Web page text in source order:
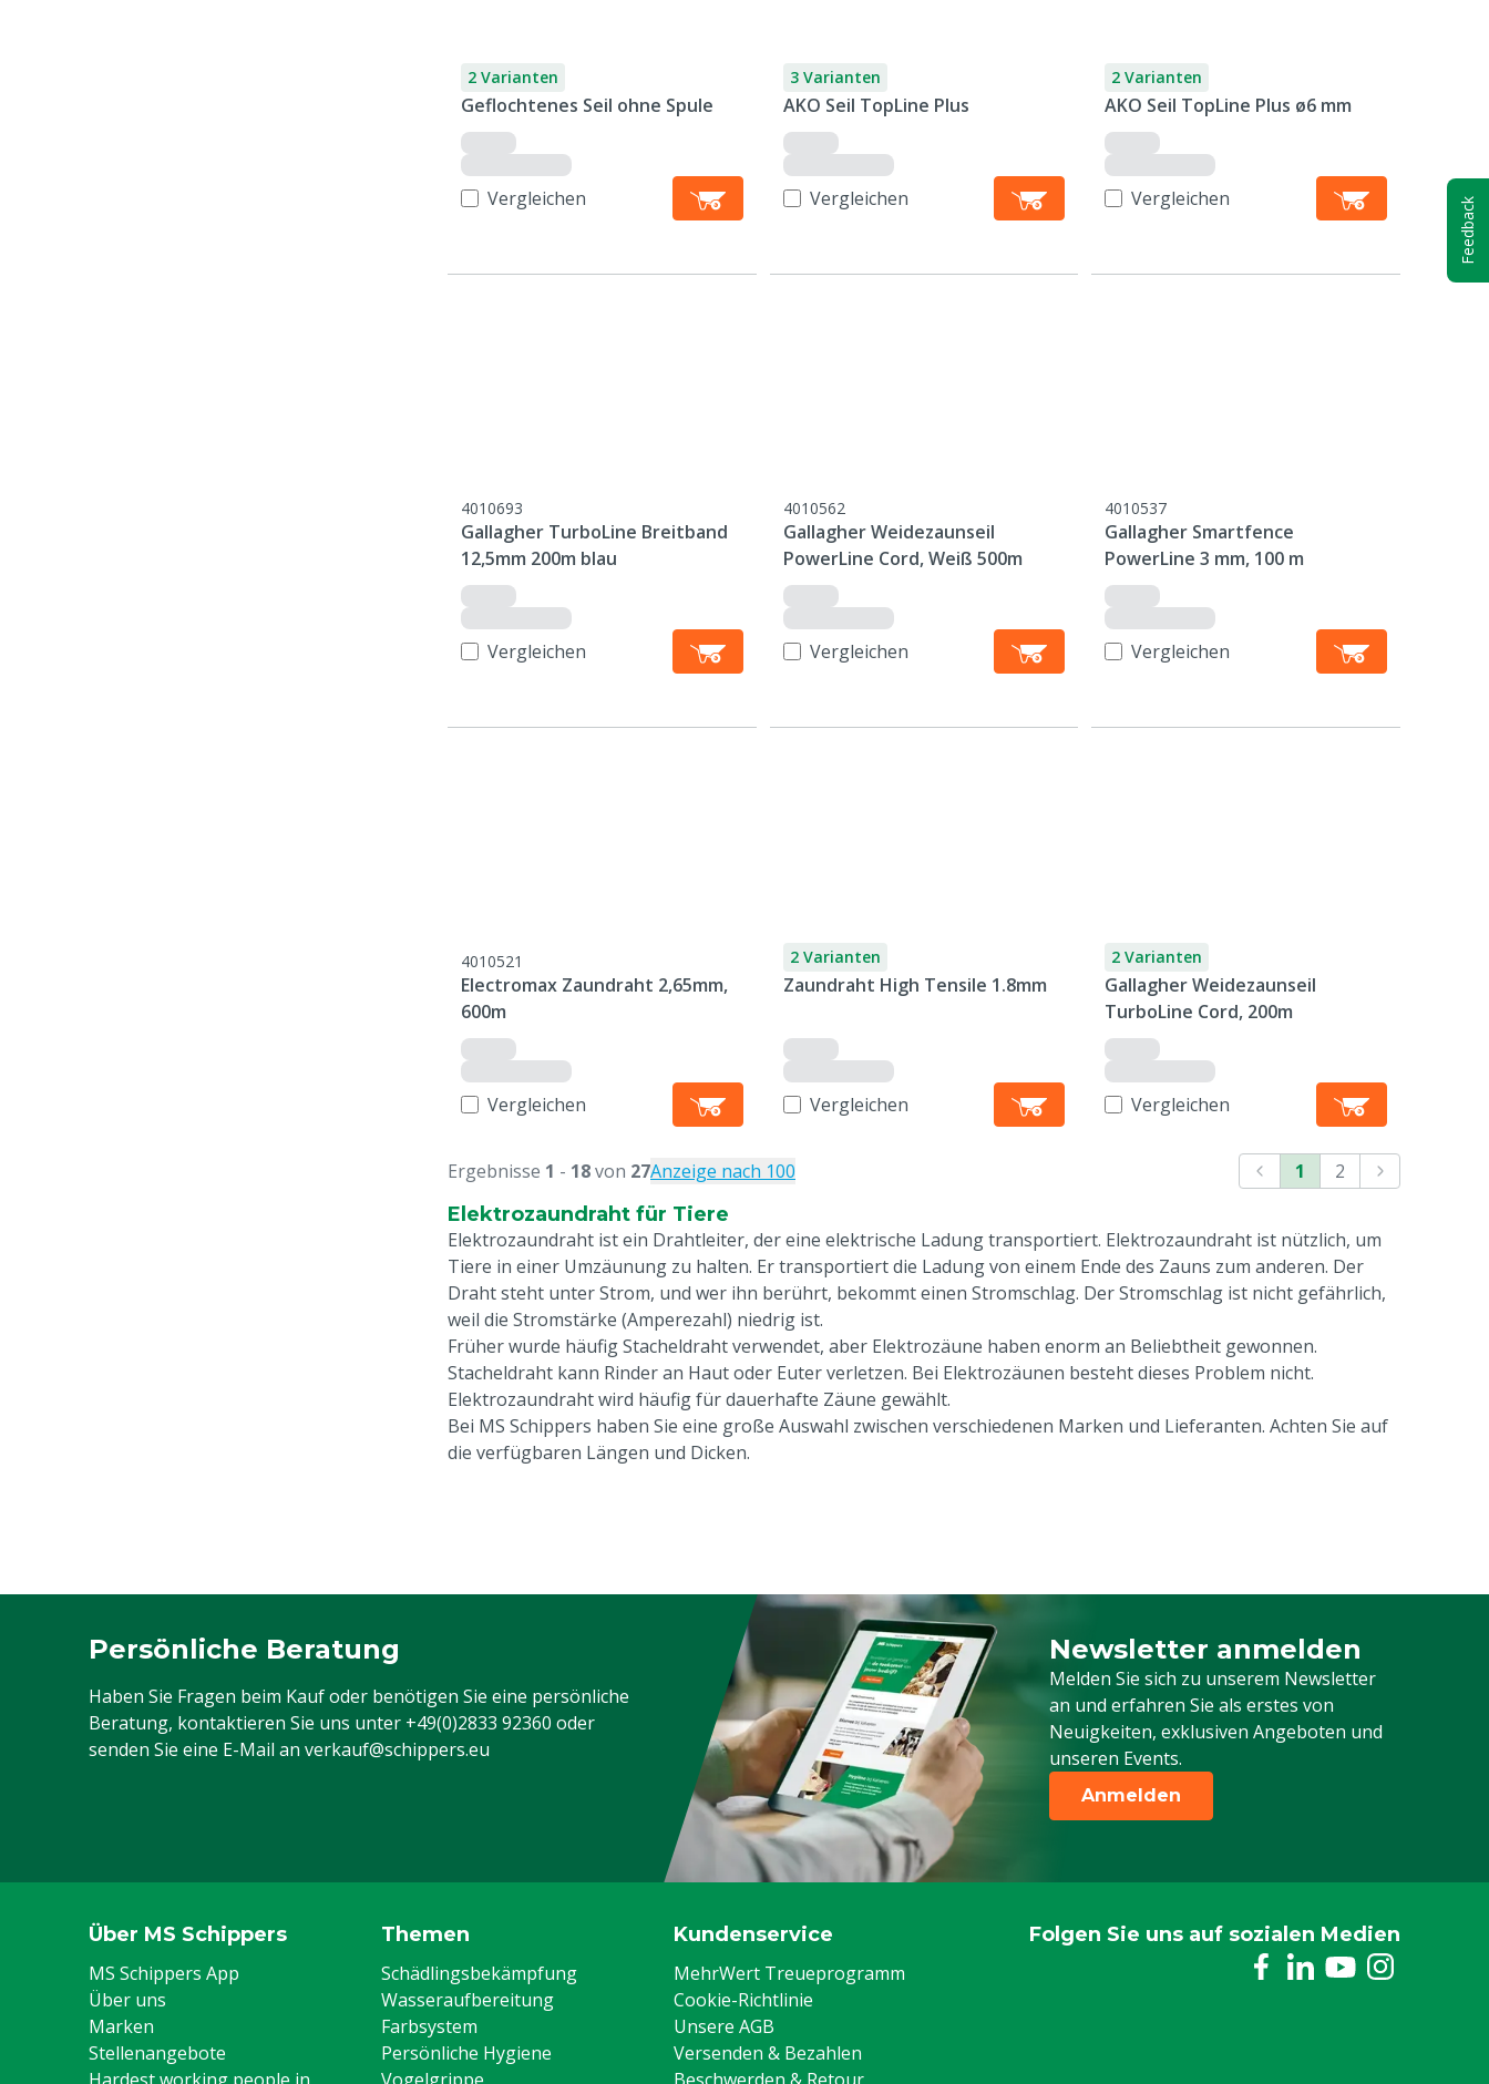
2 Varianten
Geflochtenes Seil ohne Spule
Vergleichen
3 Varianten
AKO Seil TopLine Plus
Vergleichen
2 Varianten
AKO Seil TopLine Plus ø6 mm
Vergleichen
4010693
Gallagher TurboLine Breitband
12,5mm 200m blau
Vergleichen
4010562
Gallagher Weidezaunseil
PowerLine Cord, Weiß 500m
Vergleichen
4010537
Gallagher Smartfence
PowerLine 3 mm, 100 m
Vergleichen
4010521
Electromax Zaundraht 2,65mm,
600m
Vergleichen
2 Varianten
Zaundraht High Tensile 1.8mm
Vergleichen
2 Varianten
Gallagher Weidezaunseil
TurboLine Cord, 200m
Vergleichen
Ergebnisse 1 - 18von 27Anzeige nach 100 1
2
Elektrozaundraht für Tiere
Elektrozaundraht ist ein Drahtleiter, der eine elektrische Ladung transportiert. Elektrozaundraht ist nützlich, um
Tiere in einer Umzäunung zu halten. Er transportiert die Ladung von einem Ende des Zauns zum anderen. Der
Draht steht unter Strom, und wer ihn berührt, bekommt einen Stromschlag. Der Stromschlag ist nicht gefährlich,
weil die Stromstärke (Amperezahl) niedrig ist.
Früher wurde häufig Stacheldraht verwendet, aber Elektrozäune haben enorm an Beliebtheit gewonnen.
Stacheldraht kann Rinder an Haut oder Euter verletzen. Bei Elektrozäunen besteht dieses Problem nicht.
Elektrozaundraht wird häufig für dauerhafte Zäune gewählt.
Bei MS Schippers haben Sie eine große Auswahl zwischen verschiedenen Marken und Lieferanten. Achten Sie auf
die verfügbaren Längen und Dicken.
Persönliche Beratung
Haben Sie Fragen beim Kauf oder benötigen Sie eine persönliche
Beratung, kontaktieren Sie uns unter +49(0)2833 92360 oder
senden Sie eine E-Mail an verkauf@schippers.eu
Newsletter anmelden
Melden Sie sich zu unserem Newsletter
an und erfahren Sie als erstes von
Neuigkeiten, exklusiven Angeboten und
unseren Events.
Melden Sie sich für unseren Newsletter
Anmelden
Über MS Schippers
MS Schippers App
Über uns
Marken
Stellenangebote
Themen
Schädlingsbekämpfung
Wasseraufbereitung
Farbsystem
Persönliche Hygiene
Kundenservice
MehrWert Treueprogramm
Cookie-Richtlinie
Unsere AGB
Versenden & Bezahlen
Folgen Sie uns auf sozialen Medien
Feedback